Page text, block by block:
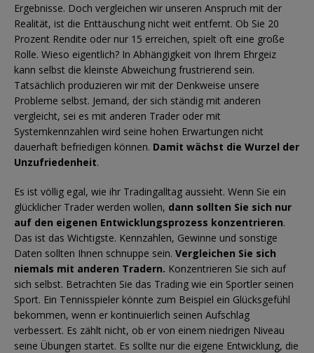
Ergebnisse. Doch vergleichen wir unseren Anspruch mit der
Realität, ist die Enttäuschung nicht weit entfernt. Ob Sie 20
Prozent Rendite oder nur 15 erreichen, spielt oft eine große
Rolle. Wieso eigentlich? In Abhängigkeit von Ihrem Ehrgeiz
kann selbst die kleinste Abweichung frustrierend sein.
Tatsächlich produzieren wir mit der Denkweise unsere
Probleme selbst. Jemand, der sich ständig mit anderen
vergleicht, sei es mit anderen Trader oder mit
Systemkennzahlen wird seine hohen Erwartungen nicht
dauerhaft befriedigen können. Damit wächst die Wurzel der
Unzufriedenheit.
Es ist völlig egal, wie ihr Tradingalltag aussieht. Wenn Sie ein
glücklicher Trader werden wollen, dann sollten Sie sich nur
auf den eigenen Entwicklungsprozess konzentrieren.
Das ist das Wichtigste. Kennzahlen, Gewinne und sonstige
Daten sollten Ihnen schnuppe sein. Vergleichen Sie sich
niemals mit anderen Tradern. Konzentrieren Sie sich auf
sich selbst. Betrachten Sie das Trading wie ein Sportler seinen
Sport. Ein Tennisspieler könnte zum Beispiel ein Glücksgefühl
bekommen, wenn er kontinuierlich seinen Aufschlag
verbessert. Es zählt nicht, ob er von einem niedrigen Niveau
seine Übungen startet. Es sollte nur die eigene Entwicklung, die